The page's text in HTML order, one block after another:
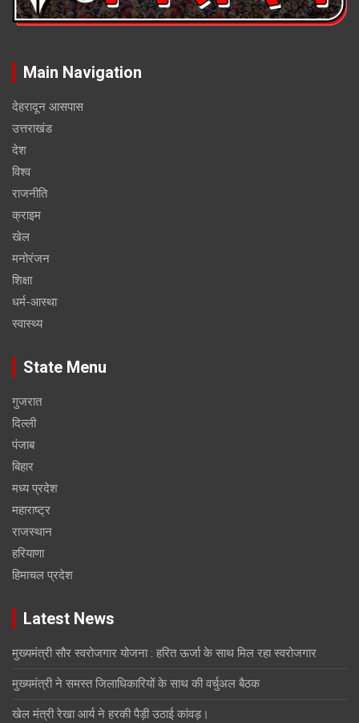
Main Navigation
देहरादून आसपास
उत्तराखंड
देश
विश्व
राजनीति
क्राइम
खेल
मनोरंजन
शिक्षा
धर्म-आस्था
स्वास्थ्य
State Menu
गुजरात
दिल्ली
पंजाब
बिहार
मध्य प्रदेश
महाराष्ट्र
राजस्थान
हरियाणा
हिमाचल प्रदेश
Latest News
मुख्यमंत्री सौर स्वरोजगार योजना : हरित ऊर्जा के साथ मिल रहा स्वरोजगार
मुख्यमंत्री ने समस्त जिलाधिकारियों के साथ की वर्चुअल बैठक
खेल मंत्री रेखा आर्य ने हरकी पैड़ी उठाई कांवड़।